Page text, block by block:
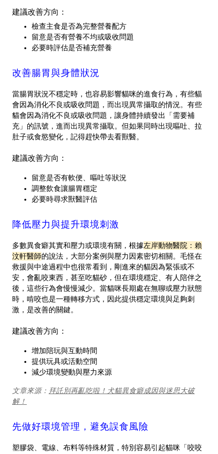
建議改善方向：
檢查主食是否為完整營養配方
留意是否有營養不均或吸收問題
必要時評估是否補充營養
改善腸胃與身體狀況
當腸胃狀況不穩定時，也容易影響貓咪的進食行為，有些貓
會因為消化不良或吸收問題，而出現異常攝取的情況。有些
貓會因為消化不良或吸收問題，讓身體持續發出「需要補
充」的訊號，進而出現異常攝取。但如果同時出現嘔吐、拉
肚子或食慾變化，記得趕快帶去看獸醫。
建議改善方向：
留意是否有軟便、嘔吐等狀況
調整飲食讓腸胃穩定
必要時尋求獸醫評估
降低壓力與提升環境刺激
多數異食癖其實和壓力或環境有關，根據左岸動物醫院：賴
汶軒醫師的說法，大部分案例與壓力因素密切相關。毛怪在
救援與中途過程中也很常看到，剛進來的貓因為緊張或不
安，會亂咬東西，甚至吃貓砂，但在環境穩定、有人陪伴之
後，這些行為會慢慢減少。當貓咪長期處在無聊或壓力狀態
時，啃咬也是一種轉移方式，因此提供穩定環境與足夠刺
激，是改善的關鍵。
建議改善方向：
增加陪玩與互動時間
提供玩具或活動空間
減少環境變動與壓力來源
文章來源： 拜託別再亂吃啦！犬貓異食癖成因與迷思大破
解！
先做好環境管理，避免誤食風險
塑膠袋、電線、布料等特殊材質，特別容易引起貓咪「咬咬